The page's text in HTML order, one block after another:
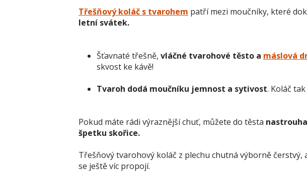
Třešňový koláč s tvarohem patří mezi moučníky, které
letní svátek.
Šťavnaté třešně, vláčné tvarohové těsto a máslová
skvost ke kávě!
Tvaroh dodá moučníku jemnost a sytivost. Koláč
Pokud máte rádi výraznější chuť, můžete do těsta
špetku skořice.
Třešňový tvarohový koláč z plechu chutná výborně čerstvý,
se ještě víc propojí.